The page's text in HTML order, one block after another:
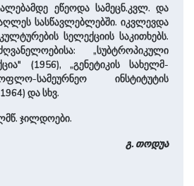
ეწეოდა სამეცნ.კვლ. ­და
სასწავლებლებში. იკვლევ­და
სელექციის სა­კით­ხებს.
„სუბტროპიკული
(1956), „გენეტიკის სა­ხელმ­
სამეურნეო ინსტიტუტის
და სხვ.
ჯილდოები.
გ. თოდუა